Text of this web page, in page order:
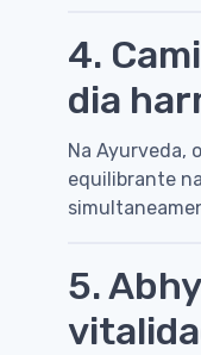
4.
dia
Na Ayurveda,
equilibrante
5.